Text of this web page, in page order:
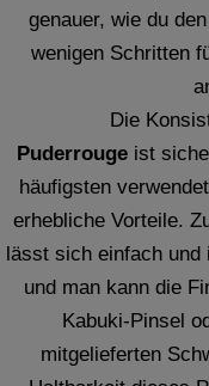
genauer, wie du
wenigen Schritten
Die
Puderrougeist
häufigsten
erhebliche Vorteile.
lässt sich einfach
und man kann die
Kabuki-Pinsel
mitgelieferten